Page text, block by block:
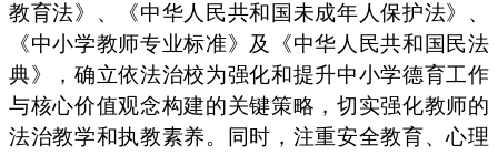
教育法》、《中华人民共和国未成年人保护法》、
《中小学教师专业标准》及《中华人民共和国民法
典》，确立依法治校为强化和提升中小学德育工作
与核心价值观念构建的关键策略，切实强化教师的
法治教学和执教素养。同时，注重安全教育、心理